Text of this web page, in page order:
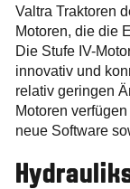
Valtra Traktoren
Motoren, die die
Die Stufe IV-
innovativ und
relativ geringen
Motoren
neue Software